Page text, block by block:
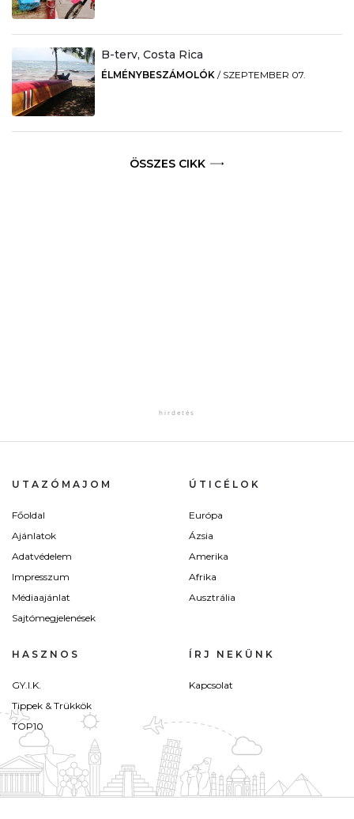
B-terv, Costa Rica
ÉLMÉNYBESZÁMOLÓK / SZEPTEMBER 07.
ÖSSZES CIKK
UTAZÓMAJOM
Főoldal
Ajánlatok
Adatvédelem
Impresszum
Médiaajánlat
Sajtómegjelenések
ÚTICÉLOK
Európa
Ázsia
Amerika
Afrika
Ausztrália
HASZNOS
GY.I.K.
Tippek & Trükkök
TOP10
ÍRJ NEKÜNK
Kapcsolat